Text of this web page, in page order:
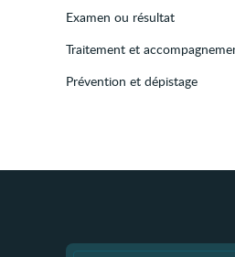
Testicules
Autres
Douleur
Inflammation ou
Saignement
l'environnement physique
Examen ou résultat
Examen
Résultat d'examen
Traitement et
Premiers secours
Prévention et dépistage